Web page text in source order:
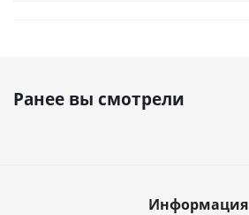
Ранее вы смотрели
Информация